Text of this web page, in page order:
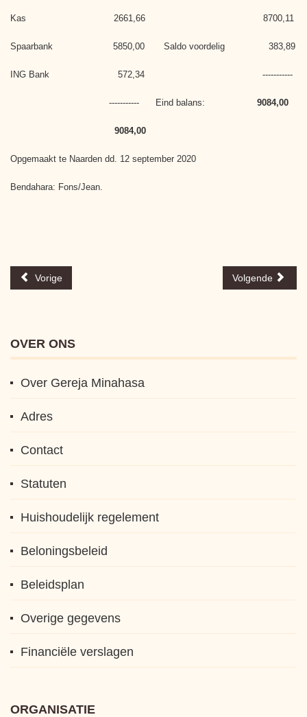
Kas 2661,66 8700,11
Spaarbank 5850,00 Saldo voordelig 383,89
ING Bank 572,34 -----------
----------- Eind balans: 9084,00
9084,00
Opgemaakt te Naarden dd. 12 september 2020
Bendahara: Fons/Jean.
Vorige Volgende
OVER ONS
Over Gereja Minahasa
Adres
Contact
Statuten
Huishoudelijk regelement
Beloningsbeleid
Beleidsplan
Overige gegevens
Financiële verslagen
ORGANISATIE